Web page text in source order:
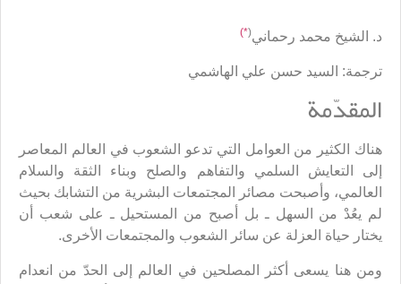
د. الشيخ محمد رحماني(
*)
ترجمة: السيد حسن علي الهاشمي
المقدّمة
هناك الكثير من العوامل التي تدعو الشعوب في العالم المعاصر
إلى التعايش السلمي والتفاهم والصلح وبناء الثقة والسلام
العالمي، وأصبحت مصائر المجتمعات البشرية من التشابك بحيث
لم يعُدْ من السهل ـ بل أصبح من المستحيل ـ على شعب أن
يختار حياة العزلة عن سائر الشعوب والمجتمعات الأخرى.
ومن هنا يسعى أكثر المصلحين في العالم إلى الحدّ من انعدام